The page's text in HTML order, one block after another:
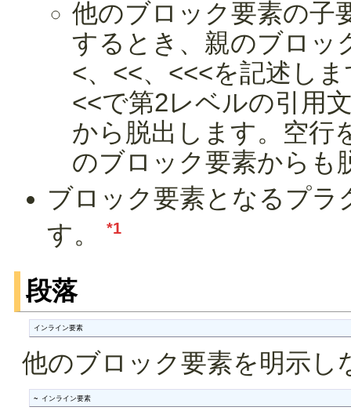
他のブロック要素の子
するとき、親のブロッ
<、<<、<<<を記述し
<<で第2レベルの引用
から脱出します。空行
のブロック要素からも
ブロック要素となるプ
す。
*1
段落
インライン要素
他のブロック要素を明示し
~ インライン要素